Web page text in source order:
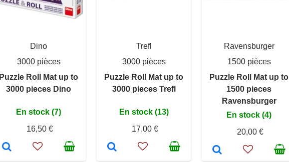
Dino
3000 pièces
Puzzle Roll Mat up to
3000 pieces Dino
En stock (7)
16,50 €
Trefl
3000 pièces
Puzzle Roll Mat up to
3000 pieces Trefl
En stock (13)
17,00 €
Ravensburger
1500 pièces
Puzzle Roll Mat up to
1500 pieces
Ravensburger
En stock (4)
20,00 €